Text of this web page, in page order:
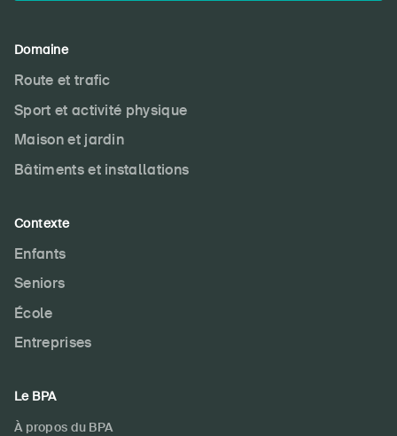
Domaine
Route et trafic
Sport et activité physique
Maison et jardin
Bâtiments et installations
Contexte
Enfants
Seniors
École
Entreprises
Le BPA
À propos du BPA